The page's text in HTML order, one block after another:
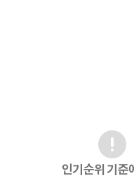
인기순위 기준